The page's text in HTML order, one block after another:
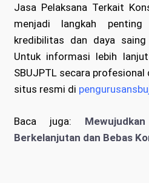
Jasa Pelaksana Terkait
menjadi langkah penting
kredibilitas dan daya
Untuk informasi lebih
SBUJPTL secara profesional
situs resmi di
Baca juga:
Berkelanjutan dan Bebas